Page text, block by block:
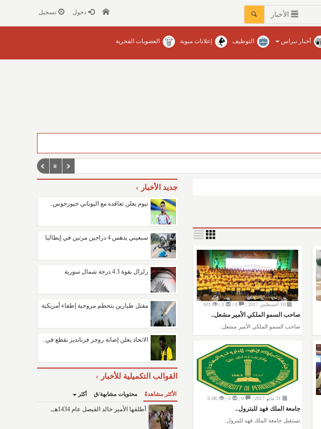
الأخبار دخول تسجيل
أخبار نبراس التوظيف إعلانات مبوبة العضويات الفخرية
10 أغسطس 2017 | 0 |
0 |
931
صاحب السمو الملكي الأمير مشعل..
صاحب السمو الملكي الأمير مشعل..
31 مايو 2017 | 0 |
0 |
6.0K
جامعة الملك فهد للبترول..
تستقبل جامعة الملك فهد للبترول..
جديد الأخبار
نيوم يعلن تعاقده مع اليوناني جيورجوس..
سبعيني يدهس 4 دراجين مرتين في إيطاليا
زلزال بقوة 4.3 درجة شمال سورية
مقتل طيارين بتحطم مروحية إطفاء أمريكية
الاتحاد يعلن إصابة روجر فرنانديز بقطع في..
القوالب التكميلية للأخبار
الأكثر مشاهدةً محتويات مشابهة/ق أكثر
أطلقها الأمير خالد الفيصل عام 1434هــ